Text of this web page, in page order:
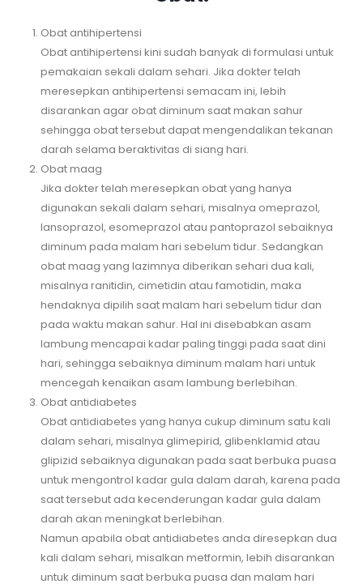
Obat antihipertensi
Obat antihipertensi kini sudah banyak di formulasi untuk
pemakaian sekali dalam sehari. Jika dokter telah
meresepkan antihipertensi semacam ini, lebih
disarankan agar obat diminum saat makan sahur
sehingga obat tersebut dapat mengendalikan tekanan
darah selama beraktivitas di siang hari.
Obat maag
Jika dokter telah meresepkan obat yang hanya
digunakan sekali dalam sehari, misalnya omeprazol,
lansoprazol, esomeprazol atau pantoprazol sebaiknya
diminum pada malam hari sebelum tidur. Sedangkan
obat maag yang lazimnya diberikan sehari dua kali,
misalnya ranitidin, cimetidin atau famotidin, maka
hendaknya dipilih saat malam hari sebelum tidur dan
pada waktu makan sahur. Hal ini disebabkan asam
lambung mencapai kadar paling tinggi pada saat dini
hari, sehingga sebaiknya diminum malam hari untuk
mencegah kenaikan asam lambung berlebihan.
Obat antidiabetes
Obat antidiabetes yang hanya cukup diminum satu kali
dalam sehari, misalnya glimepirid, glibenklamid atau
glipizid sebaiknya digunakan pada saat berbuka puasa
untuk mengontrol kadar gula dalam darah, karena pada
saat tersebut ada kecenderungan kadar gula dalam
darah akan meningkat berlebihan.
Namun apabila obat antidiabetes anda diresepkan dua
kali dalam sehari, misalkan metformin, lebih disarankan
untuk diminum saat berbuka puasa dan malam hari